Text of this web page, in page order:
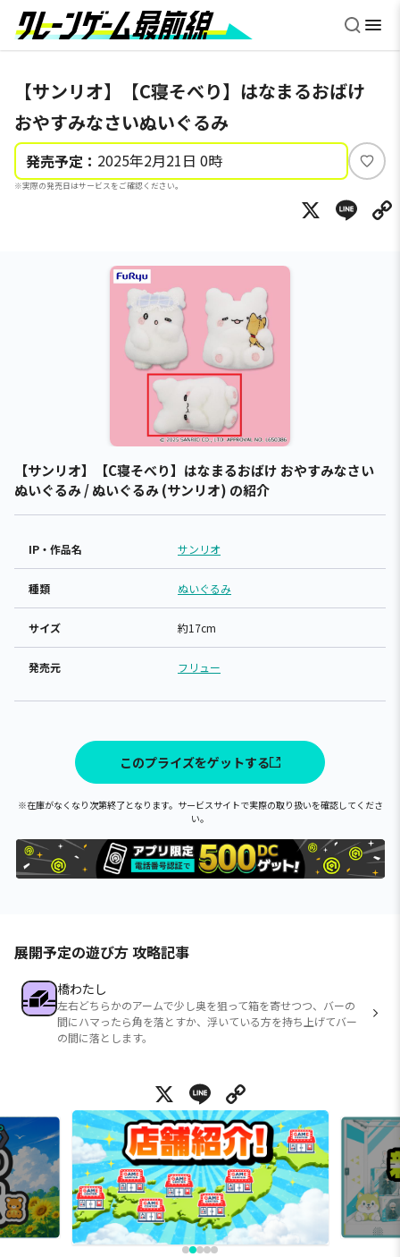
【サンリオ】【C寝そべり】はなまるおばけ
おやすみなさいぬいぐるみ
発売予定： 2025年2月21日 0時
※実際の発売日はサービスをご確認ください。
い
ね
X
【サンリオ】【C寝そべり】はなまるおばけ おやすみなさい
ぬいぐるみ / ぬいぐるみ (サンリオ) の紹介
IP・作品名 サンリオ
種類 ぬいぐるみ
サイズ 約17cm
発売元 フリュー
このプライズをゲットする
※在庫がなくなり次第終了となります。サービスサイトで実際の取り扱いを確認してくださ
い。
展開予定の遊び方 攻略記事
橋わたし
左右どちらかのアームで少し奥を狙って箱を寄せつつ、バーの
間にハマったら角を落とすか、浮いている方を持ち上げてバー
の間に落とします。
X Line